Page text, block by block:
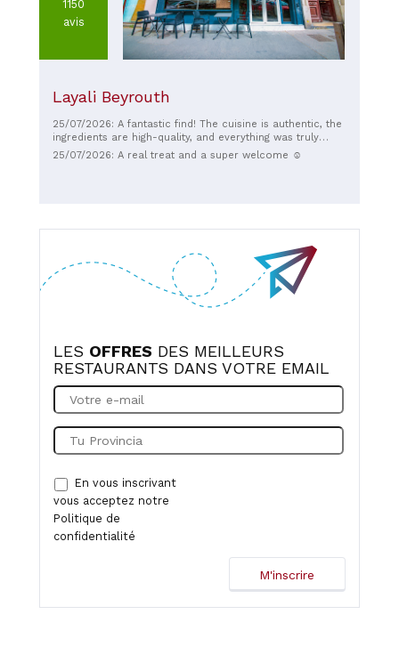
1150
avis
Layali Beyrouth
25/07/2026: A fantastic find! The cuisine is authentic, the
ingredients are high-quality, and everything was truly
delicious. The welcome is warm, the service is attentive,
and the atmosphere is friendly. A great place that I highly
25/07/2026: A real treat and a super welcome ☺️
LES OFFRES DES MEILLEURS
RESTAURANTS DANS VOTRE EMAIL
En vous inscrivant
vous acceptez notre
Politique de
confidentialité